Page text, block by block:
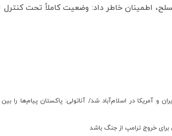
اطمینان خاطر داد: وضعیت کاملاً تحت
و آمریکا در اسلام‌آباد شد/ آناتولی: پاکستان پیام‌ها را
برای خروج ترامپ از جنگ باشد